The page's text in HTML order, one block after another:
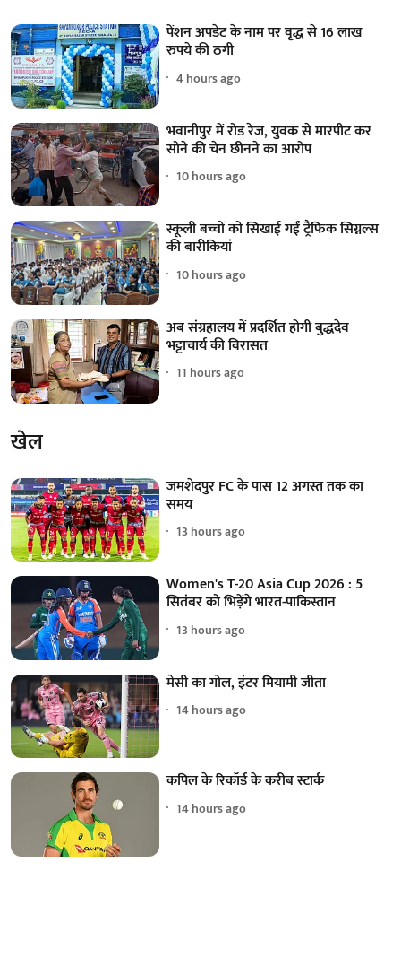
पेंशन अपडेट के नाम पर वृद्ध से 16 लाख
रुपये की ठगी
4 hours ago
भवानीपुर में रोड रेज, युवक से मारपीट कर
सोने की चेन छीनने का आरोप
10 hours ago
स्कूली बच्चों को सिखाई गईं ट्रैफिक सिग्नल्स
की बारीकियां
10 hours ago
अब संग्रहालय में प्रदर्शित होगी बुद्धदेव
भट्टाचार्य की विरासत
11 hours ago
खेल
जमशेदपुर FC के पास 12 अगस्त तक का
समय
13 hours ago
Women's T-20 Asia Cup 2026 : 5
सितंबर को भिड़ेंगे भारत-पाकिस्तान
13 hours ago
मेसी का गोल, इंटर मियामी जीता
14 hours ago
कपिल के रिकॉर्ड के करीब स्टार्क
14 hours ago